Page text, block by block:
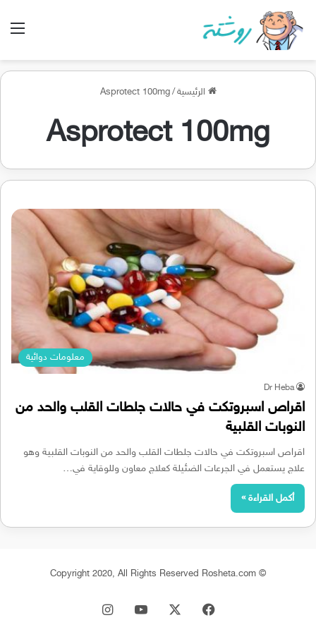
الرئيسية /
Asprotect 100mg
Asprotect 100mg
معلومات دوائية
Dr Heba
اقراص اسبروتكت في حالات جلطات القلب والحد من
النوبات القلبية
اقراص اسبروتكت في حالات جلطات القلب والحد من النوبات القلبية وهو
علاج يستعمل في الجرعات الضئيلة كعلاج معاون وللوقاية في…
أكمل القراءة »
© Copyright 2020, All Rights Reserved Rosheta.com
فيسبوك ‫YouTube